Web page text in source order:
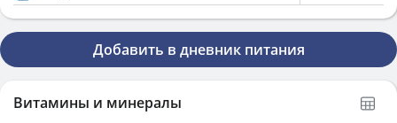
Добавить в дневник питания
Витамины и минералы